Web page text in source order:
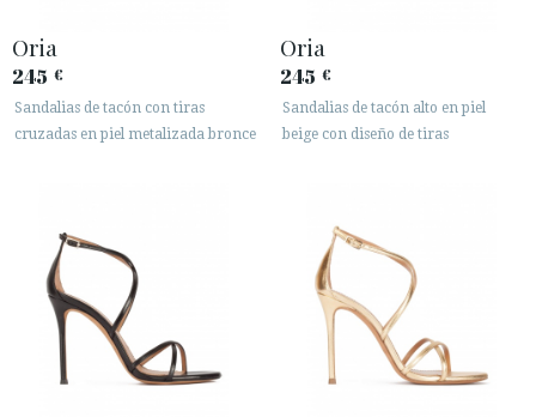
PAÍS: NEDERLAND
· ATENCIÓN AL CLIENTE
· ENVÍOS
· CAMBIOS Y DEVOLUCIONES
Oria
245 €
Sandalias de tacón con tiras
cruzadas en piel metalizada bronce
Oria
245 €
Sandalias de tacón alto en piel
beige con diseño de tiras